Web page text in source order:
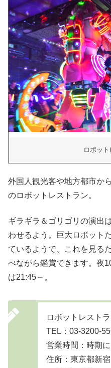
ロボッ
外国人観光客や地方都市か
のロボットレストラン。
ギラギラ＆ゴリゴリの演出
わせるよう。巨大ロボット
ているようで、これを見る
べながら鑑賞できます。夜
は21:45～。
ロボットレスト
TEL：03-3200-
営業時間：時期
住所：東京都新